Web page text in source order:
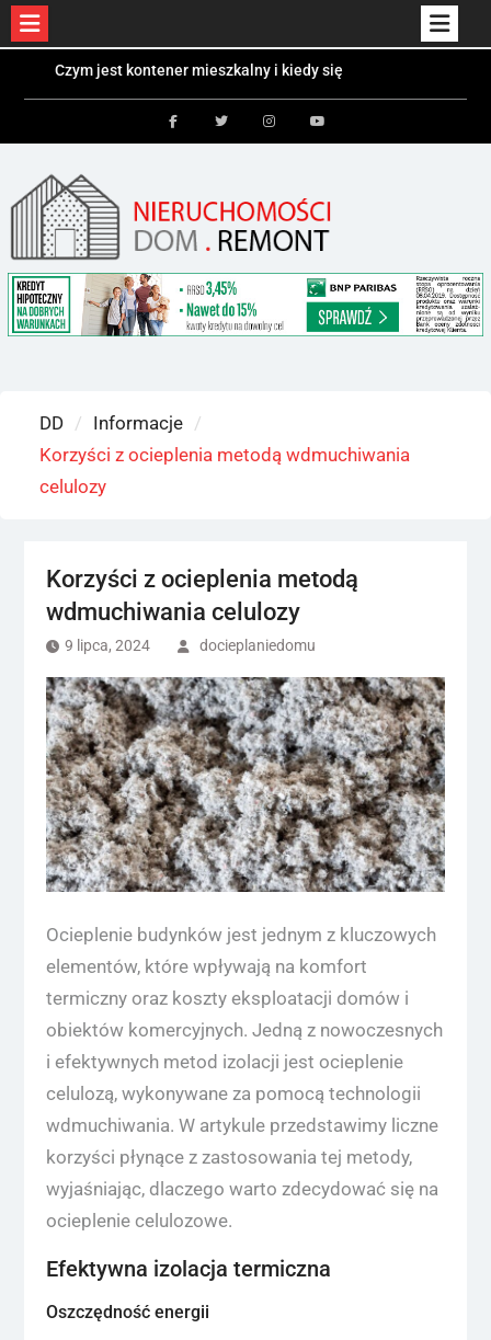
sprawdzi?
zastosowania
Bezpieczeństwo dzieci i zwierząt w ogrodzie –
DD
Informacje
Korzyści z ocieplenia metodą wdmuchiwania
celulozy
Korzyści z ocieplenia metodą
wdmuchiwania celulozy
9 lipca, 2024 docieplaniedomu
Ocieplenie budynków jest jednym z kluczowych
elementów, które wpływają na komfort
termiczny oraz koszty eksploatacji domów i
obiektów komercyjnych. Jedną z nowoczesnych
i efektywnych metod izolacji jest ocieplenie
celulozą, wykonywane za pomocą technologii
wdmuchiwania. W artykule przedstawimy liczne
korzyści płynące z zastosowania tej metody,
wyjaśniając, dlaczego warto zdecydować się na
ocieplenie celulozowe.
Efektywna izolacja termiczna
Oszczędność energii